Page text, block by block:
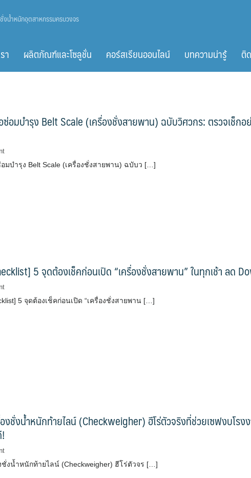
งน้ำหนักอุตสาหกรรมครบวงจร
า ผลิตภัณฑ์และโซลูชั่น คอร์สเรียนออนไลน์ บทความน่ารู้ ติ
อมบำรุง Belt Scale (เครื่องชั่งสายพาน) ฉบับวิศวกร: ตรวจเช็กอ
มบำรุง Belt Scale (เครื่องชั่งสายพาน) ฉบับว […]
5 จุดต้องเช็คก่อนเปิด “เครื่องชั่งสายพาน” ในทุกเช้า ลด
5 จุดต้องเช็คก่อนเปิด “เครื่องชั่งสายพาน […]
งชั่งน้ำหนักท้ายไลน์ (Checkweigher) ฮีโร่ตัวจริงที่ช่วยเซฟงบโร
ชั่งน้ำหนักท้ายไลน์ (Checkweigher) ฮีโร่ตัวจร […]